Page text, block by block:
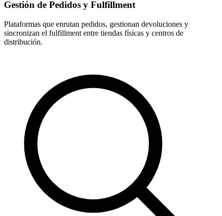
Gestión de Pedidos y Fulfillment
Plataformas que enrutan pedidos, gestionan devoluciones y
sincronizan el fulfillment entre tiendas físicas y centros de
distribución.